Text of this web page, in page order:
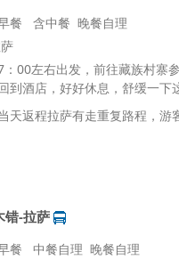
餐 含中餐 晚餐自理
： 00左右出发，前往藏族村寨
到酒店，好好休息，舒缓一下
天返程拉萨有走重复路程，游
错-拉萨
餐 中餐自理 晚餐自理